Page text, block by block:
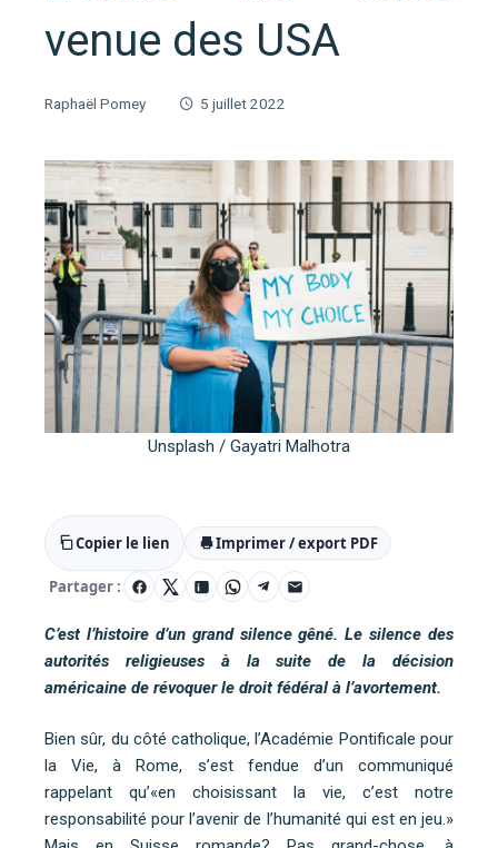
venue des USA
Raphaël Pomey 5 juillet 2022
Unsplash / Gayatri Malhotra
Copier le lien Imprimer / export PDF
Partager :
C’est l’histoire d’un grand silence gêné. Le silence des
autorités religieuses à la suite de la décision
américaine de révoquer le droit fédéral à l’avortement.
Bien sûr, du côté catholique, l’Académie Pontificale pour
la Vie, à Rome, s’est fendue d’un communiqué
rappelant qu’«en choisissant la vie, c’est notre
responsabilité pour l’avenir de l’humanité qui est en jeu.»